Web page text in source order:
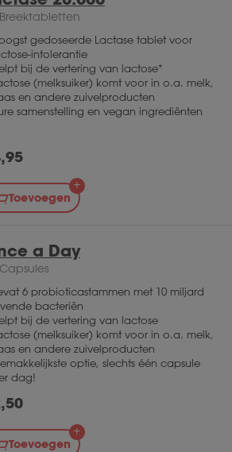
capsule ook opendraaien en
in een glas water.
gedoseerde Lactase tablet voor
intolerantie
bij de vertering van lactose*
(melksuiker) komt voor in o.a. melk,
en andere zuivelproducten
samenstelling en vegan ingrediënten
Toevoegen
a Day
6 probioticastammen met 10 miljard
bacteriën
bij de vertering van lactose
(melksuiker) komt voor in o.a. melk,
en andere zuivelproducten
optie, slechts één capsule
dag!
Toevoegen